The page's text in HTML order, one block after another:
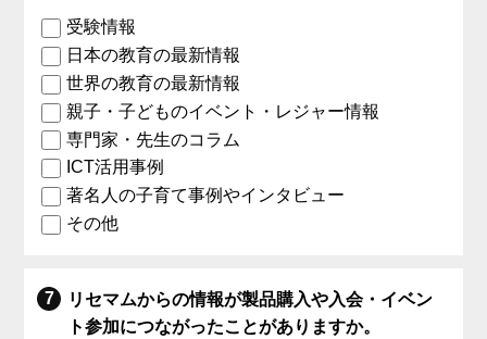
受験情報
日本の教育の最新情報
世界の教育の最新情報
親子・子どものイベント・レジャー情報
専門家・先生のコラム
ICT活用事例
著名人の子育て事例やインタビュー
その他
リセマムからの情報が製品購入や入会・イベン
ト参加につながったことがありますか。